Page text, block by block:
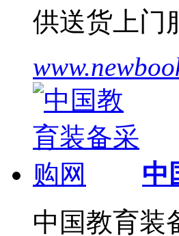
供送货上门
中
中国教育装